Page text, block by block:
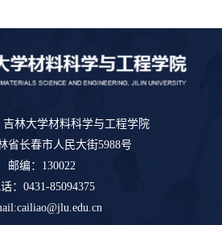
林大学材料科学与工程学院
省长春市人民大街5988号
邮编：130022
：0431-85094375